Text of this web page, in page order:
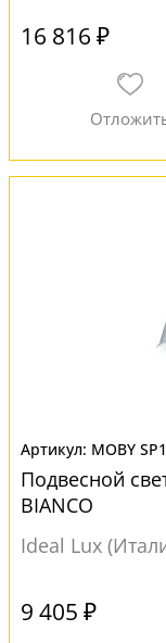
16 816 ₽
MOBY
Подвесной
BIANCO
Ideal Lux
9 405 ₽